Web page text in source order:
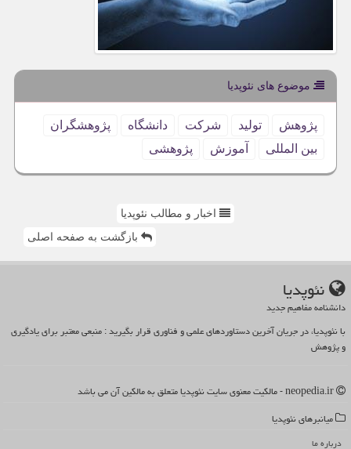
موضوع های نئوپدیا
پژوهش تولید شركت دانشگاه
پژوهشگران
بین المللی
آموزش پژوهشی
اخبار و مطالب نئوپدیا
بازگشت به صفحه اصلی
نئوپدیا
دانشنامه مفاهیم جدید
با نئوپدیا، در جریان آخرین دستاوردهای علمی و فناوری قرار بگیرید : منبعی معتبر برای یادگیری
و پژوهش
میانبرهای نئوپدیا
درباره ما